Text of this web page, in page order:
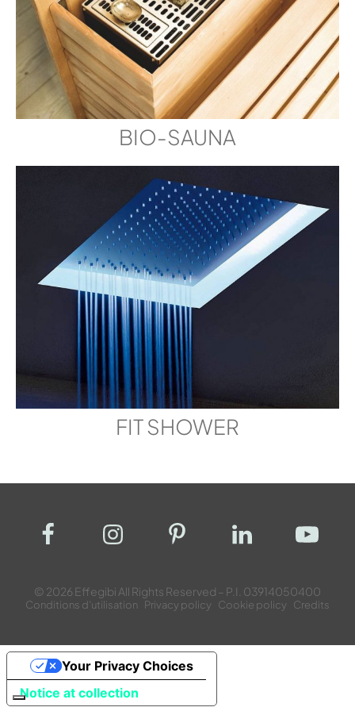
BIO-SAUNA
FIT SHOWER
© 2026 Effegibi All Rights Reserved – P.I. 03914050400
Conditions d’utilisation Privacy policy Cookie policy Credits
Notice at collection
Your Privacy Choices